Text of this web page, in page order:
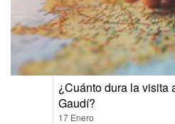
¿Cuánto dura la visita
Gaudí?
17 Enero